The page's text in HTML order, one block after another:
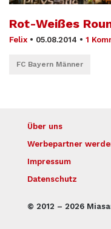
Rot-Weißes
Felix • 05.08.2014 • 1
FC Bayern Männer
© 2012 – 2026
Über uns
Werbepartner
Impressum
Datenschutz